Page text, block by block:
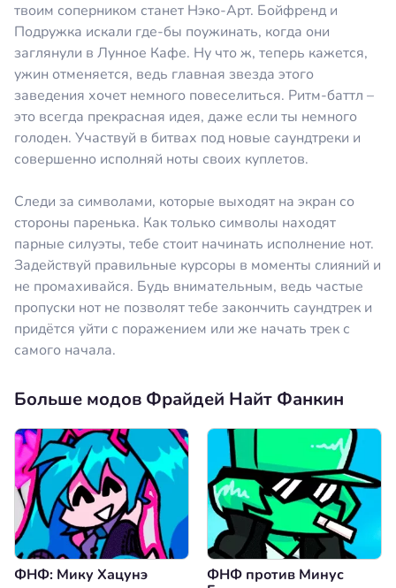
твоим соперником станет Нэко-Арт. Бойфренд и
Подружка искали где-бы поужинать, когда они
заглянули в Лунное Кафе. Ну что ж, теперь кажется,
ужин отменяется, ведь главная звезда этого
заведения хочет немного повеселиться. Ритм-баттл –
это всегда прекрасная идея, даже если ты немного
голоден. Участвуй в битвах под новые саундтреки и
совершенно исполняй ноты своих куплетов.
Следи за символами, которые выходят на экран со
стороны паренька. Как только символы находят
парные силуэты, тебе стоит начинать исполнение нот.
Задействуй правильные курсоры в моменты слияний и
не промахивайся. Будь внимательным, ведь частые
пропуски нот не позволят тебе закончить саундтрек и
придётся уйти с поражением или же начать трек с
самого начала.
Больше модов Фрайдей Найт Фанкин
ФНФ: Мику Хацунэ
ФНФ против Минус